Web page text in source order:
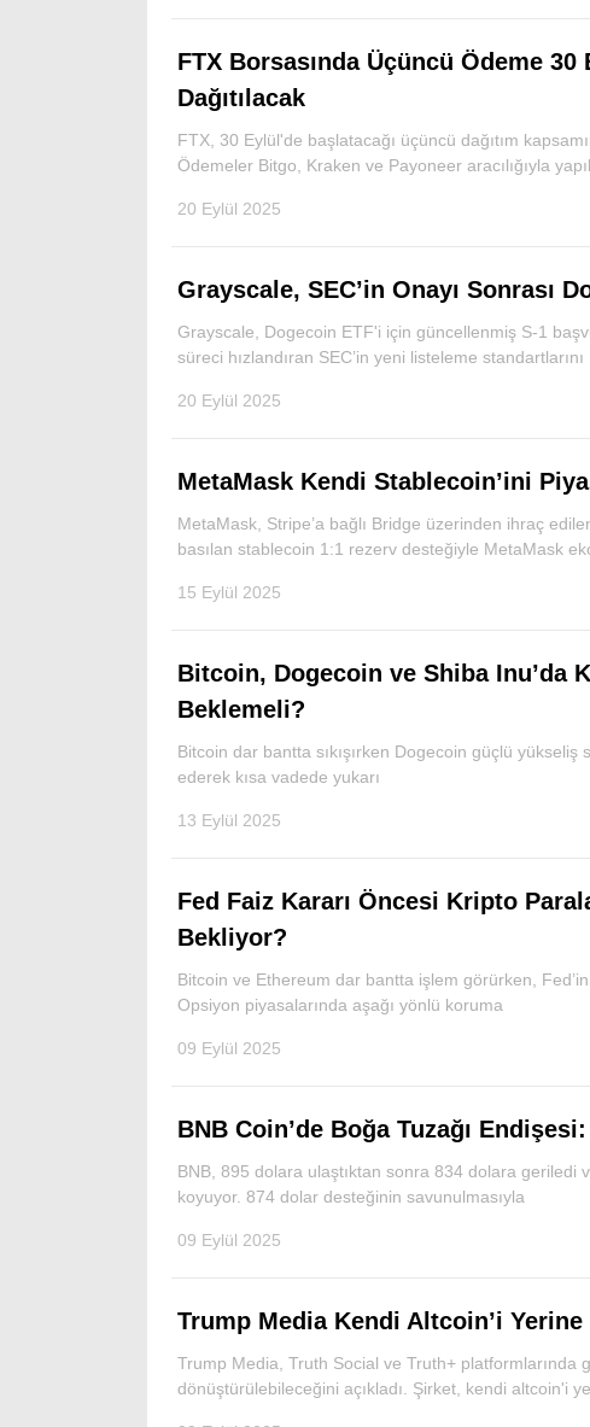
FTX Borsasında Üçüncü Ödeme
Dağıtılacak
FTX, 30 Eylül'de başlatacağı üçüncü dağıtım
Ödemeler Bitgo, Kraken ve Payoneer aracılığıyla
20 Eylül 2025
Grayscale, SEC’in Onayı Sonrası
Grayscale, Dogecoin ETF'i için güncellenmiş S-1
süreci hızlandıran SEC’in yeni listeleme standartlarını
20 Eylül 2025
MetaMask Kendi Stablecoin’ini
MetaMask, Stripe’a bağlı Bridge üzerinden ihraç
basılan stablecoin 1:1 rezerv desteğiyle MetaMask
15 Eylül 2025
Bitcoin, Dogecoin ve Shiba Inu’da
Beklemeli?
Bitcoin dar bantta sıkışırken Dogecoin güçlü
ederek kısa vadede yukarı
13 Eylül 2025
Fed Faiz Kararı Öncesi Kripto
Bekliyor?
Bitcoin ve Ethereum dar bantta işlem görürken,
Opsiyon piyasalarında aşağı yönlü koruma
09 Eylül 2025
BNB Coin’de Boğa Tuzağı
BNB, 895 dolara ulaştıktan sonra 834 dolara geriledi
koyuyor. 874 dolar desteğinin savunulmasıyla
09 Eylül 2025
Trump Media Kendi Altcoin’i Yerine
Trump Media, Truth Social ve Truth+ platformlarında
dönüştürülebileceğini açıkladı. Şirket, kendi altcoin'i